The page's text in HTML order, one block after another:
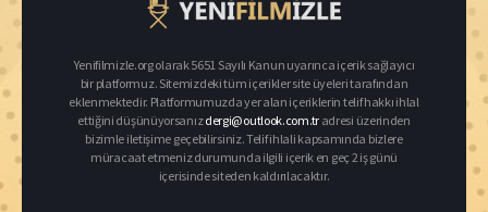
Yenifilmizle.org olarak 5651 Sayılı Kanun uyarınca içerik sağlayıcı
bir platformuz. Sitemizdeki tüm içerikler site üyeleri tarafından
eklenmektedir. Platformumuzda yer alan içeriklerin telif hakkı ihlal
ettiğini düşünüyorsanızdergi@outlook.com.tr adresi üzerinden
bizimle iletişime geçebilirsiniz. Telif ihlali kapsamında bizlere
müracaat etmeniz durumunda ilgili içerik en geç 2 iş günü
içerisinde siteden kaldırılacaktır.